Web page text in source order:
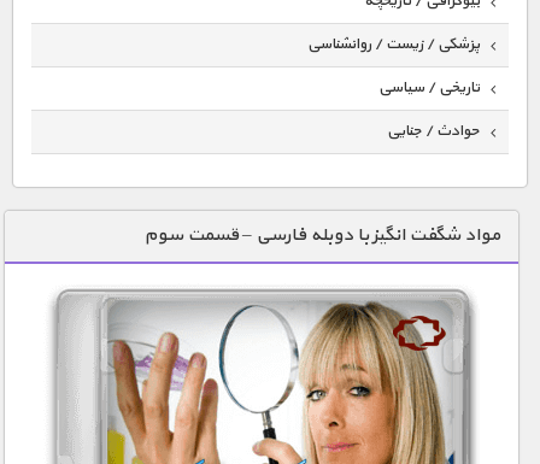
پزشکی / زیست / روانشناسی
تاریخی / سیاسی
حوادث / جنایی
دنیای خوراکی ها
زمین شناسی / محیط زیست
سازه/ معماری/ مهندسی
سرگرمی
شناخت کودکان
طبیعت
مواد شگفت انگیز با دوبله فارسی – قسمت سوم